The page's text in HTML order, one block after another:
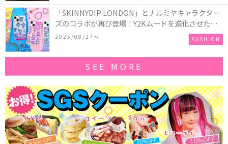
「SKINNYDIP LONDON」とナルミヤキャラクター
ズのコラボが再び登場！Y2Kムードを進化させた新
作コレクションを発売♪
2025/08/27〜 FASHION
SEE MORE